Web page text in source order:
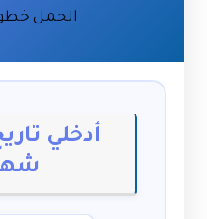
الحمل
أدخلي